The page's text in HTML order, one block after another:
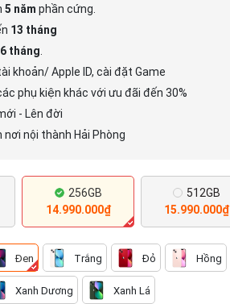
5 năm phần cứng.
13 tháng
6 tháng
khoản/ Apple ID, cài đặt Game
phụ kiện khác với ưu đãi đến 30%
- Lên đời
nơi nội thành Hải Phòng
256GB
14.990.000₫
512GB
15.990.000₫
Đen Trắng Đỏ Hồng
Xanh Dương Xanh Lá